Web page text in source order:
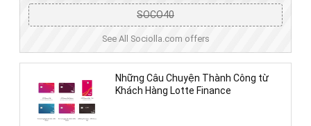
SOCO40
See All Sociolla.com offers
Những Câu Chuyện Thành Công từ
Khách Hàng Lotte Finance